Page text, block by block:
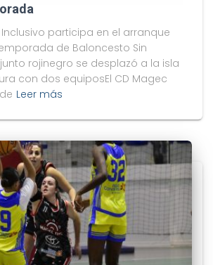
Inclusivo participa en el arranque
de Baloncesto Sin
rojinegro se desplazó a la isla
con dos equiposEl CD Magec
Leer más